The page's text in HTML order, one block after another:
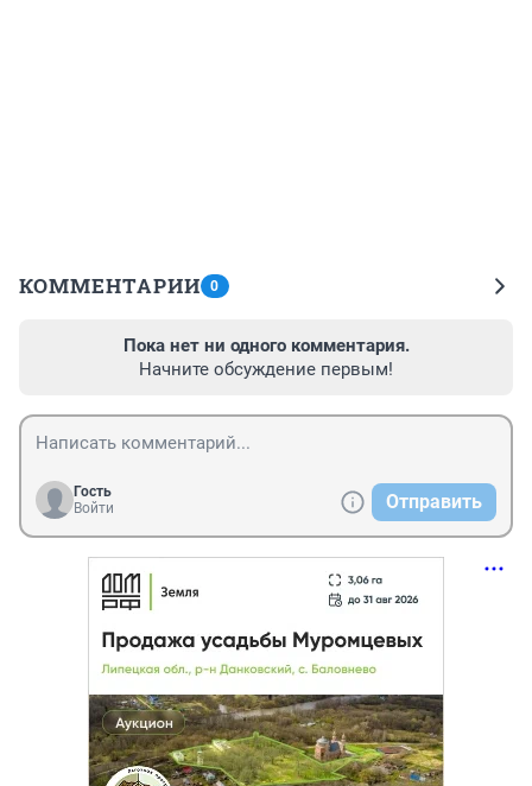
КОММЕНТАРИИ 0
Пока нет ни одного комментария.
Начните обсуждение первым!
Гость
Войти
Отправить